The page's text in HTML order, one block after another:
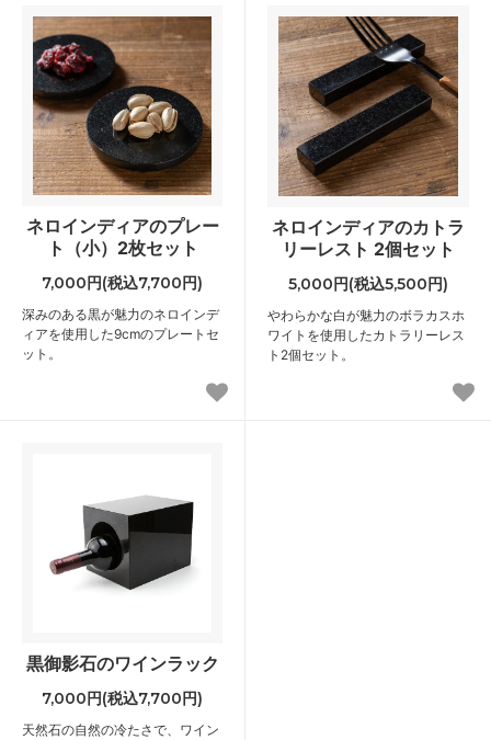
ネロインディアのプレー
ト（小）2枚セット
7,000円(税込7,700円)
深みのある黒が魅力のネロインデ
ィアを使用した9cmのプレートセ
ット。
ネロインディアのカトラ
リーレスト 2個セット
5,000円(税込5,500円)
やわらかな白が魅力のボラカスホ
ワイトを使用したカトラリーレス
ト2個セット。
黒御影石のワインラック
7,000円(税込7,700円)
天然石の自然の冷たさで、ワイン